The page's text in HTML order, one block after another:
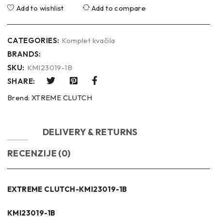
Add to wishlist Add to compare
CATEGORIES: Komplet kvačila
BRANDS:
SKU: KMI23019-1B
SHARE:
Brend: XTREME CLUTCH
DELIVERY & RETURNS
RECENZIJE (0)
EXTREME CLUTCH-KMI23019-1B
KMI23019-1B